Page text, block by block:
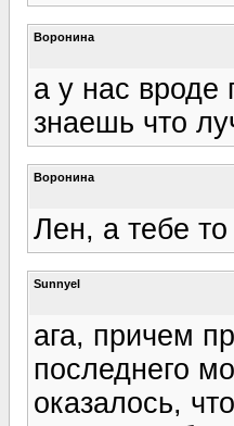
Воронина
а у нас вроде
знаешь что
Воронина
Лен, а тебе
Sunnyel
ага, причем
последнего
оказалось,